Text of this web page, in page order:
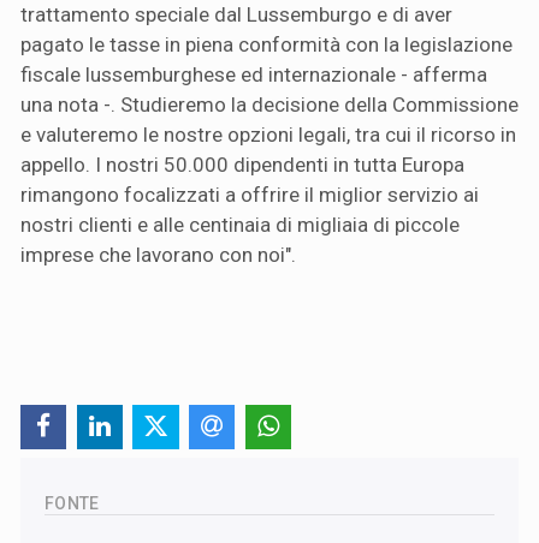
trattamento speciale dal Lussemburgo e di aver
pagato le tasse in piena conformità con la legislazione
fiscale lussemburghese ed internazionale - afferma
una nota -. Studieremo la decisione della Commissione
e valuteremo le nostre opzioni legali, tra cui il ricorso in
appello. I nostri 50.000 dipendenti in tutta Europa
rimangono focalizzati a offrire il miglior servizio ai
nostri clienti e alle centinaia di migliaia di piccole
imprese che lavorano con noi".
FONTE